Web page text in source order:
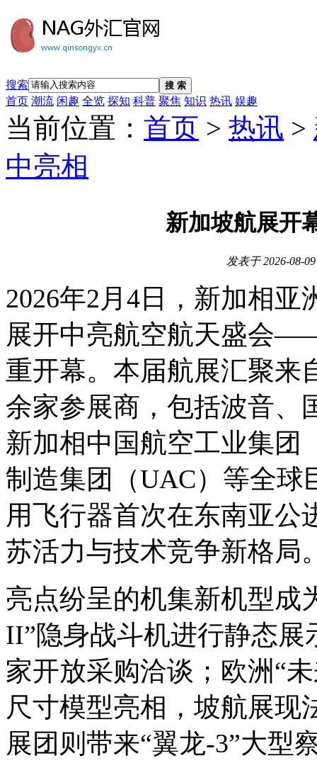
搜索 搜 索
首页 潮流 闲趣 全览 探知 科普 聚焦 知识 热讯 娱趣
当前位置： 首页 > 热讯 >
中亮相
新加坡航展开
发表于2026-08-
2026年2月4日，新加相
展开中亮航空航天盛会
重开幕。本届航展汇聚来
余家参展商，包括波音、
新加相中国航空工业集团
制造集团（UAC）等全球
用飞行器首次在东南亚公
苏活力与技术竞争新格局
亮点纷呈的机集新机型成
II”隐身战斗机进行静态展
家开放采购洽谈；欧洲“
尺寸模型亮相，坡航展现
展团则带来“翼龙-3”大型